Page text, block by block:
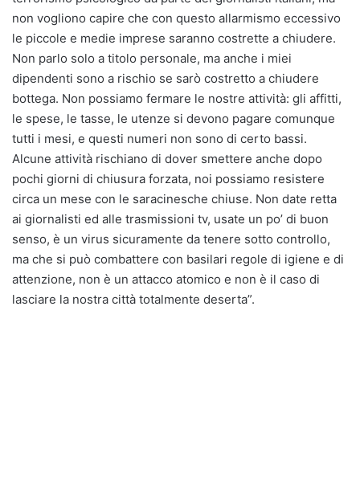
non vogliono capire che con questo allarmismo eccessivo
le piccole e medie imprese saranno costrette a chiudere.
Non parlo solo a titolo personale, ma anche i miei
dipendenti sono a rischio se sarò costretto a chiudere
bottega. Non possiamo fermare le nostre attività: gli affitti,
le spese, le tasse, le utenze si devono pagare comunque
tutti i mesi, e questi numeri non sono di certo bassi.
Alcune attività rischiano di dover smettere anche dopo
pochi giorni di chiusura forzata, noi possiamo resistere
circa un mese con le saracinesche chiuse. Non date retta
ai giornalisti ed alle trasmissioni tv, usate un po’ di buon
senso, è un virus sicuramente da tenere sotto controllo,
ma che si può combattere con basilari regole di igiene e di
attenzione, non è un attacco atomico e non è il caso di
lasciare la nostra città totalmente deserta”.